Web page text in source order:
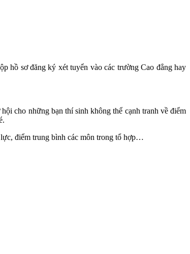
hồ sơ đăng ký xét tuyển vào các trường Cao đẳng hay
cho những bạn thí sinh không thể cạnh tranh về điểm
điểm trung bình các môn trong tổ hợp…